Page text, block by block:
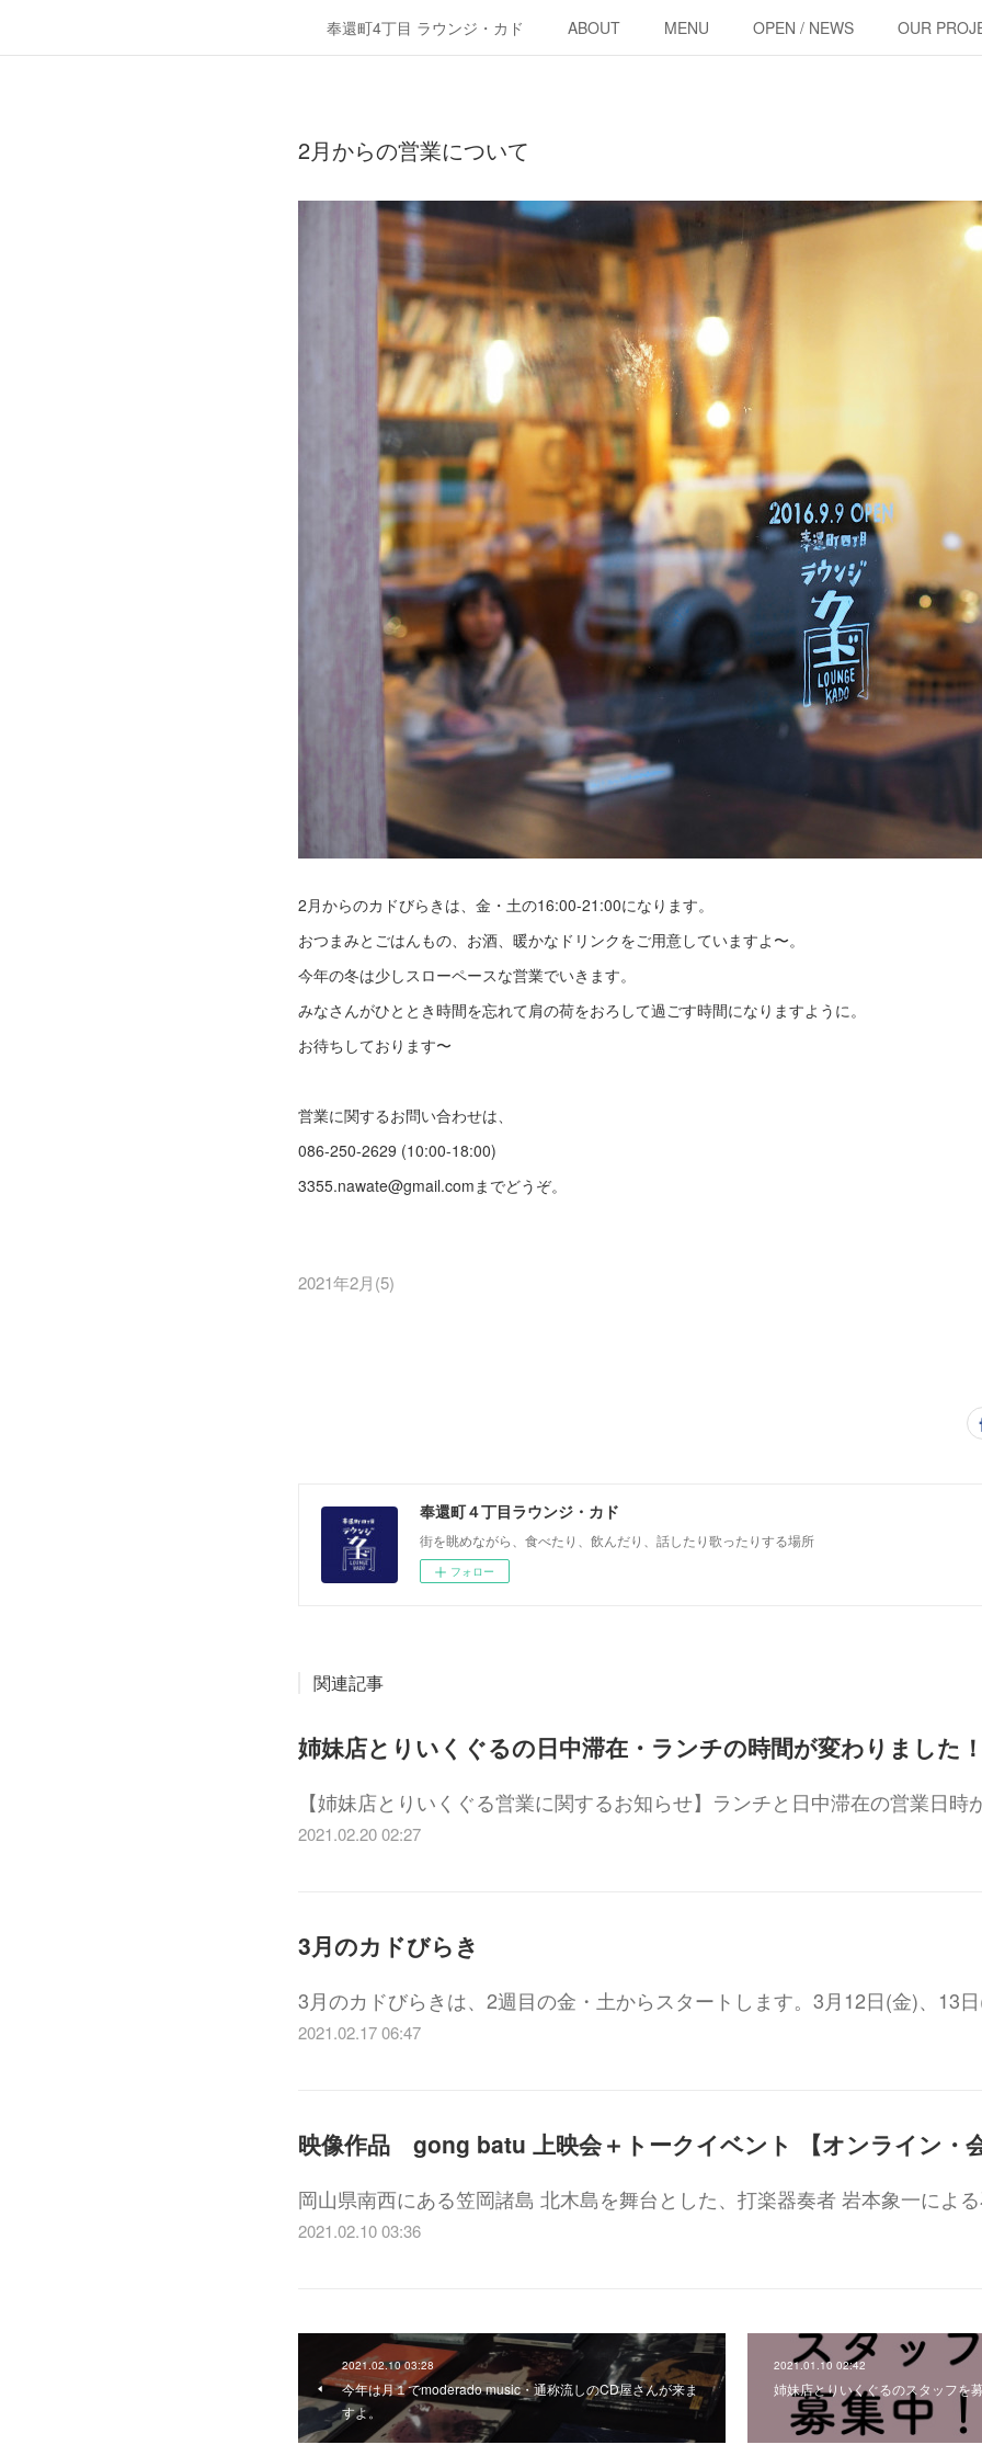
奉還町4丁目 ラウンジ・カド ABOUT MENU OPEN / NEWS OUR
2月からの営業について
2月からのカドびらきは、金・土の16:00-21:00になります。
おつまみとごはんもの、お酒、暖かなドリンクをご用意していますよ〜。
今年の冬は少しスローペースな営業でいきます。
みなさんがひととき時間を忘れて肩の荷をおろして過ごす時間になりますように。
お待ちしております〜
営業に関するお問い合わせは、
086-250-2629 (10:00-18:00)
3355.nawate@gmail.comまでどうぞ。
2021年2月(5)
奉還町４丁目ラウンジ・カド
街を眺めながら、食べたり、飲んだり、話したり歌ったりする場所
フォロー
関連記事
姉妹店とりいくぐるの日中滞在・ランチの時間が変わりました
【姉妹店とりいくぐる営業に関するお知らせ】 ランチと日中滞在の営業日
2021.02.20 02:27
3月のカドびらき
3月のカドびらきは、2週目の金・土からスタートします。3月12日(金)、13
2021.02.17 06:47
岡山県南西にある笠岡諸島 北木島を舞台とした、打楽器奏者 岩本象一によ
2021.02.10 03:36
2021.02.10 03:28
今年は月１でmoderado music・通称流しのCD屋さんが来ま
すよ。
2021.01.10 02:42
姉妹店とりいくぐるのスタッフを